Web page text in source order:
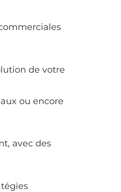
de votre
ou encore
avec des